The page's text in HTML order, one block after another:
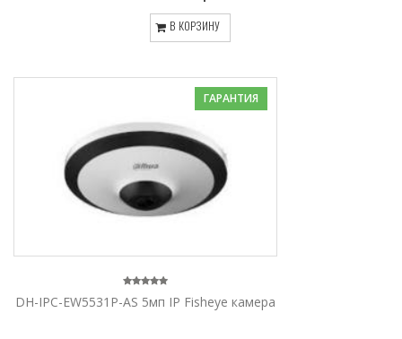
В КОРЗИНУ
ГАРАНТИЯ
DH-IPC-EW5531P-AS 5мп IP Fisheye камера